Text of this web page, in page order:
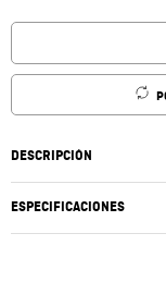
DESCRIPCIÓN
ESPECIFICACIONES